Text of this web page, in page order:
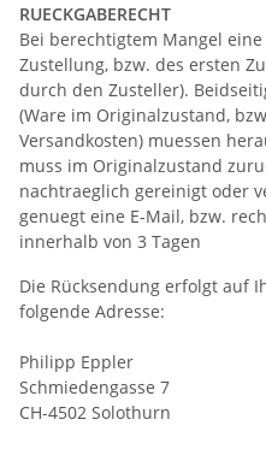
RUECKGABERECHT
Bei berechtigtem Mangel
Zustellung, bzw. des ersten
durch den Zusteller).
(Ware im Originalzustand,
Versandkosten) muessen
muss im Originalzustand
nachtraeglich gereinigt oder
genuegt eine E-Mail, bzw.
innerhalb von 3 Tagen
Die Rücksendung erfolgt auf
folgende Adresse:
Philipp Eppler
Schmiedengasse 7
CH-4502 Solothurn